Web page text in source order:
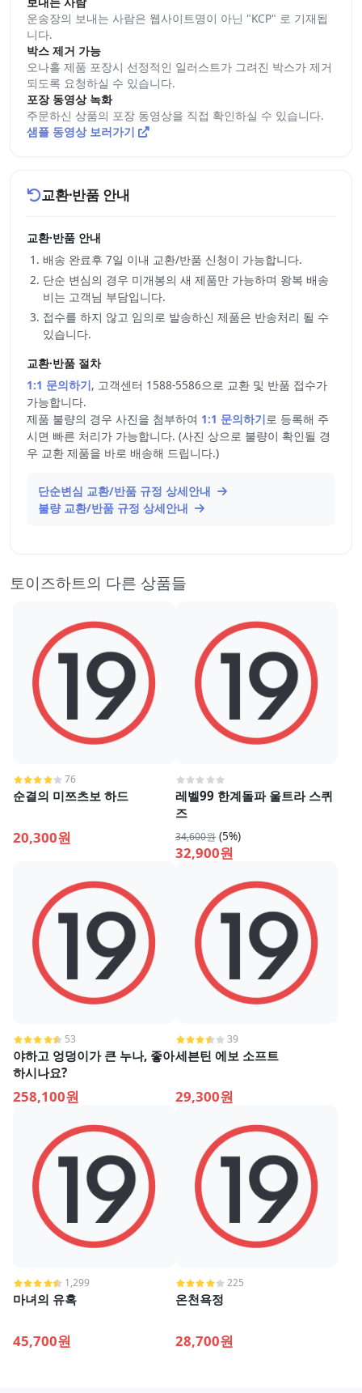
운송장의 보내는 사람은 웹사이트명이 아닌 "KCP" 로 기재됩
니다.
박스 제거 가능
오나홀 제품 포장시 선정적인 일러스트가 그려진 박스가 제거
되도록 요청하실 수 있습니다.
포장 동영상 녹화
주문하신 상품의 포장 동영상을 직접 확인하실 수 있습니다.
샘플 동영상 보러가기
교환·반품 안내
교환·반품 안내
배송 완료후 7일 이내 교환/반품 신청이 가능합니다.
단순 변심의 경우 미개봉의 새 제품만 가능하며 왕복 배송
비는 고객님 부담입니다.
접수를 하지 않고 임의로 발송하신 제품은 반송처리 될 수
있습니다.
교환·반품 절차
1:1 문의하기, 고객센터 1588-5586으로 교환 및 반품 접수가
가능합니다.
제품 불량의 경우 사진을 첨부하여 1:1 문의하기로 등록해 주
시면 빠른 처리가 가능합니다. (사진 상으로 불량이 확인될 경
우 교환 제품을 바로 배송해 드립니다.)
단순변심 교환/반품 규정 상세안내
불량 교환/반품 규정 상세안내
토이즈하트의 다른 상품들
76
순결의 미쯔츠보 하드
20,300원
레벨99 한계돌파 울트라 스퀴
즈
34,600원 (5%)
32,900원
53
야하고 엉덩이가 큰 누나, 좋아
하시나요?
258,100원
39
세븐틴 에보 소프트
29,300원
1,299
마녀의 유혹
45,700원
225
온천욕정
28,700원